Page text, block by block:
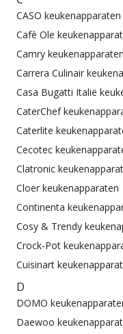
CASO keukenapparaten
Cafè Ole
Camry keukenapparaten
Carrera Culinair
Casa Bugatti Italië
CaterChef
Caterlite
Cecotec
Clatronic
Cloer keukenapparaten
Continenta
Cosy & Trendy
Crock-Pot
Cuisinart
D
DOMO
Daewoo